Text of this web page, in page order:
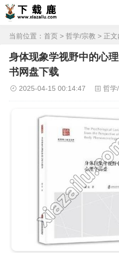
当前位置： 首页 > 哲学/宗教 > 正文
身体现象学视野中的心
书网盘下载
2025-04-15 00:14:47 哲学